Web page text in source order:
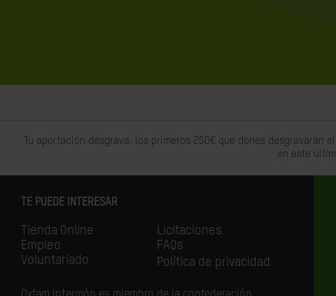
Tu aportación desgrava: los primeros 250€ que dones desgravarán
en este
TE PUEDE INTERESAR
Tienda Online
Empleo
Voluntariado
Licitaciones
FAQs
Política de privacidad